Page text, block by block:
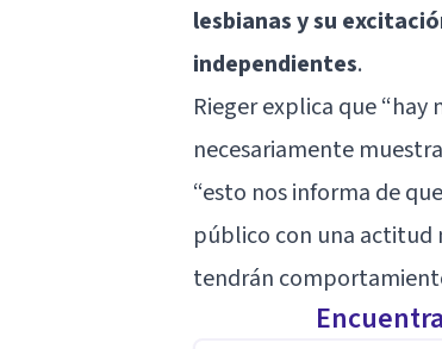
lesbianas y su
independientes.
Rieger explica que
necesariamente
“esto nos informa de
público con una actitud
tendrán